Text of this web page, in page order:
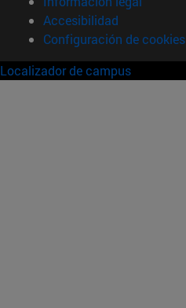
Accesibilidad
Configuración de cookies
Localizador de campus